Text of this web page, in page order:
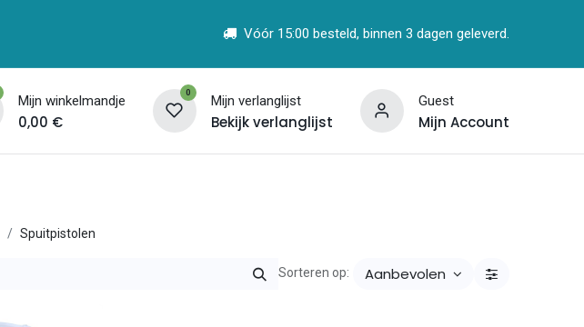
Vóór 15:00 besteld, binnen 3 dagen geleverd.
Mijn winkelmandje
0,00 €
0 Mijn verlanglijst
Bekijk verlanglijst
Guest
Mijn Account
Spuitpistolen
Sorteren op: Aanbevolen